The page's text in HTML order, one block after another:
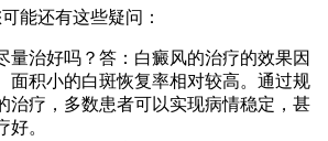
能还有这些疑问：
量治好吗？答：白癜风的治疗的效果因
面积小的白斑恢复率相对较高。通过规
治疗，多数患者可以实现病情稳定，甚
好。